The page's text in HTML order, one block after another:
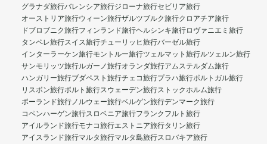
グラナダ旅行バレンシア旅行ジローナ旅行セビリア旅行
オーストリア旅行ウィーン旅行ザルツブルク旅行クロアチア旅行
ドブロブニク旅行フィンランド旅行ヘルシンキ旅行ロヴァニエミ旅行
タンペレ旅行スイス旅行チューリッヒ旅行バーゼル旅行
インターラーケン旅行モントルー旅行ツェルマット旅行ルツェルン旅行
サンモリッツ旅行ルガーノ旅行オランダ旅行アムステルダム旅行
ハンガリー旅行ブダペスト旅行チェコ旅行プラハ旅行ポルトガル旅行
リスボン旅行ポルト旅行スウェーデン旅行ストックホルム旅行
ポーランド旅行ノルウェー旅行ベルゲン旅行デンマーク旅行
コペンハーゲン旅行スロベニア旅行フランクフルト旅行
アイルランド旅行モナコ旅行エストニア旅行タリン旅行
アイスランド旅行マルタ旅行マルタ島旅行スロバキア旅行